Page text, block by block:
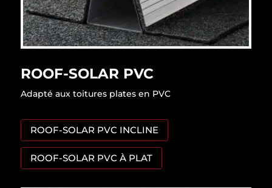
ROOF-SOLAR PVC
Adapté aux toitures plates en PVC
ROOF-SOLAR PVC INCLINE
ROOF-SOLAR PVC À PLAT